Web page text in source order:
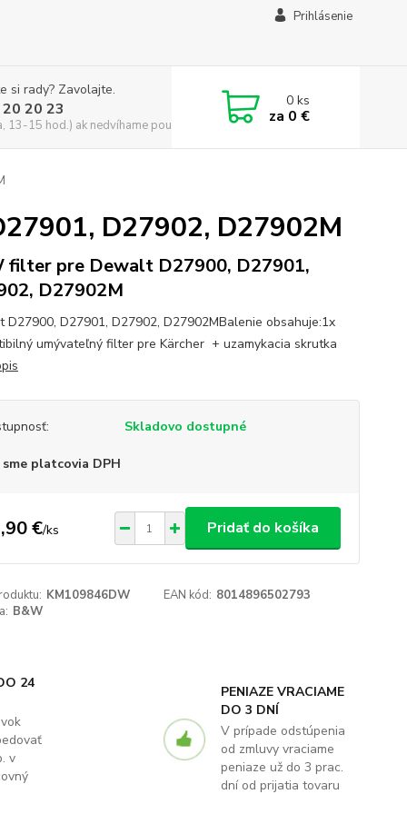
Prihlásenie
si rady? Zavolajte.
20 23
13-15 hod.) ak nedvíhame použite CHATBOX
0ks
za 0 €
D27902, D27902M
filter pre Dewalt D27900, D27901,
D27902M
D27900, D27901, D27902, D27902MBalenie obsahuje:1x
umývateľný filter pre Kärcher + uzamykacia skrutka
Skladovo dostupné
sme platcovia DPH
€/ks Pridať do košíka
KM109846DW EAN kód: 8014896502793
B&W
24
v
PENIAZE VRACIAME
DO 3 DNÍ
V prípade odstúpenia
od zmluvy vraciame
peniaze už do 3 prac.
dní od prijatia tovaru